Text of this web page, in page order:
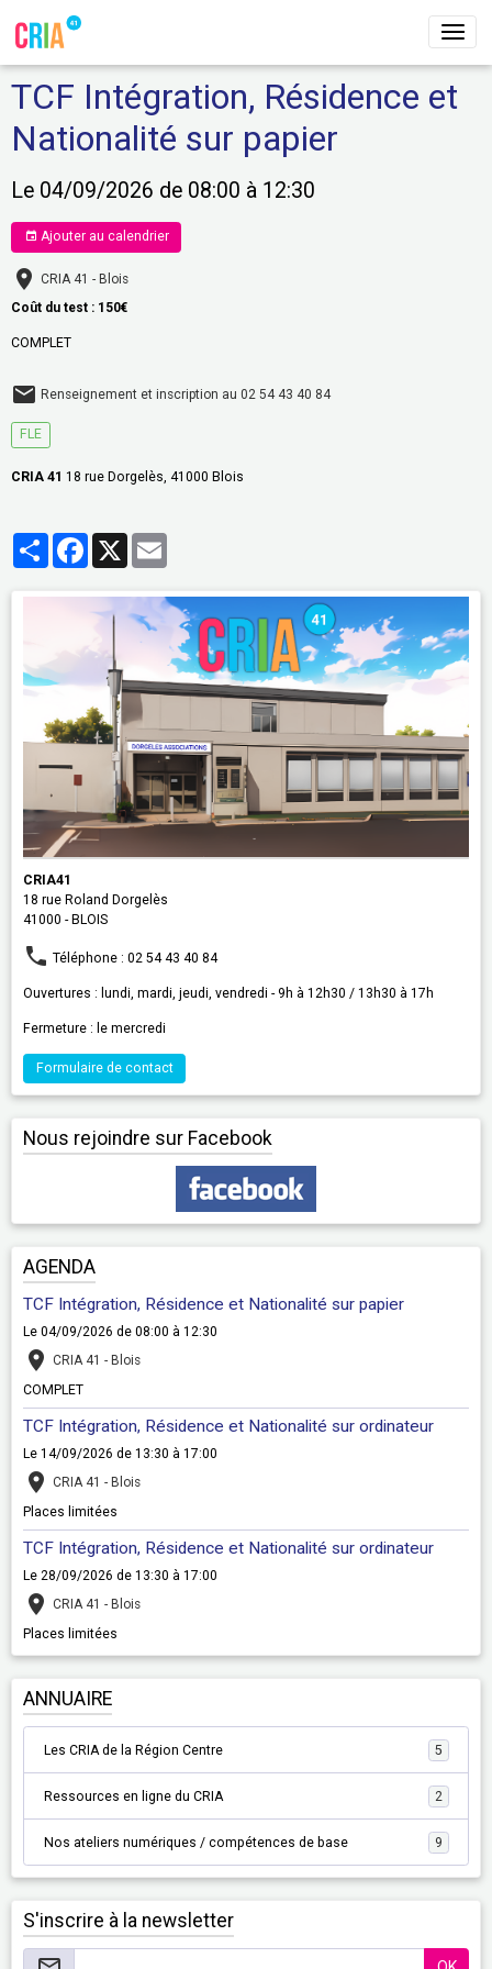
TCF Intégration, Résidence et
Nationalité sur papier
Le 04/09/2026 de 08:00 à 12:30
Ajouter au calendrier
CRIA 41 - Blois
Coût du test : 150€
COMPLET
Renseignement et inscription au 02 54 43 40 84
FLE
CRIA 41 18 rue Dorgelès, 41000 Blois
PartagerFacebook
CRIA41
18 rue Roland Dorgelès
41000 - BLOIS
Téléphone : 02 54 43 40 84
Ouvertures : lundi, mardi, jeudi, vendredi - 9h à 12h30 / 13h30 à 17h
Fermeture : le mercredi
Formulaire de contact
Nous rejoindre sur Facebook
AGENDA
TCF Intégration, Résidence et Nationalité sur papier
Le 04/09/2026 de 08:00 à 12:30
CRIA 41 - Blois
COMPLET
TCF Intégration, Résidence et Nationalité sur ordinateur
Le 14/09/2026 de 13:30 à 17:00
CRIA 41 - Blois
Places limitées
TCF Intégration, Résidence et Nationalité sur ordinateur
Le 28/09/2026 de 13:30 à 17:00
CRIA 41 - Blois
Places limitées
ANNUAIRE
Les CRIA de la Région Centre 5
Ressources en ligne du CRIA 2
Nos ateliers numériques / compétences de base 9
S'inscrire à la newsletter